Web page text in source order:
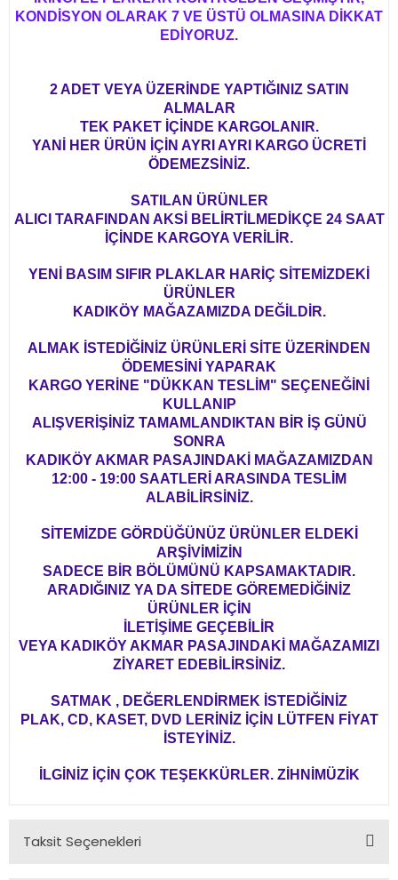
KONDİSYON OLARAK 7 VE ÜSTÜ OLMASINA DİKKAT
EDİYORUZ.
2 ADET VEYA ÜZERİNDE YAPTIĞINIZ SATIN
ALMALAR
TEK PAKET İÇİNDE KARGOLANIR.
YANİ HER ÜRÜN İÇİN AYRI AYRI KARGO ÜCRETİ
ÖDEMEZSİNİZ.
SATILAN ÜRÜNLER
ALICI TARAFINDAN AKSİ BELİRTİLMEDİKÇE 24 SAAT
İÇİNDE KARGOYA VERİLİR.
YENİ BASIM SIFIR PLAKLAR HARİÇ SİTEMİZDEKİ
ÜRÜNLER
KADIKÖY MAĞAZAMIZDA DEĞİLDİR.
ALMAK İSTEDİĞİNİZ ÜRÜNLERİ SİTE ÜZERİNDEN
ÖDEMESİNİ YAPARAK
KARGO YERİNE "DÜKKAN TESLİM" SEÇENEĞİNİ
KULLANIP
ALIŞVERİŞİNİZ TAMAMLANDIKTAN BİR İŞ GÜNÜ
SONRA
KADIKÖY AKMAR PASAJINDAKİ MAĞAZAMIZDAN
12:00 - 19:00 SAATLERİ ARASINDA TESLİM
ALABİLİRSİNİZ.
SİTEMİZDE GÖRDÜĞÜNÜZ ÜRÜNLER ELDEKİ
ARŞİVİMİZİN
SADECE BİR BÖLÜMÜNÜ KAPSAMAKTADIR.
ARADIĞINIZ YA DA SİTEDE GÖREMEDİĞİNİZ
ÜRÜNLER İÇİN
İLETİŞİME GEÇEBİLİR
VEYA KADIKÖY AKMAR PASAJINDAKİ MAĞAZAMIZI
ZİYARET EDEBİLİRSİNİZ.
SATMAK , DEĞERLENDİRMEK İSTEDİĞİNİZ
PLAK, CD, KASET, DVD LERİNİZ İÇİN LÜTFEN FİYAT
İSTEYİNİZ.
İLGİNİZ İÇİN ÇOK TEŞEKKÜRLER. ZİHNİMÜZİK
Taksit Seçenekleri